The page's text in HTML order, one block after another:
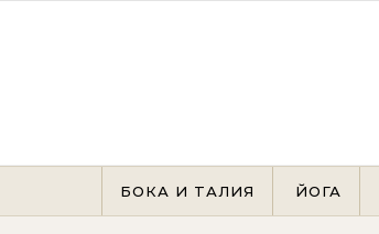
БОКА И ТАЛИЯ ЙОГА